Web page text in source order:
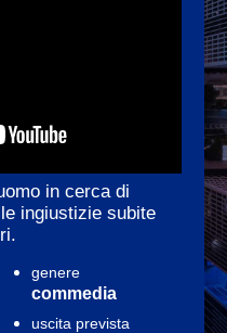
in cerca di
ingiustizie subite
genere
commedia
uscita prevista